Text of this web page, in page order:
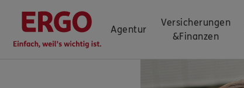
Agentur
Versicherungen
&Finanzen